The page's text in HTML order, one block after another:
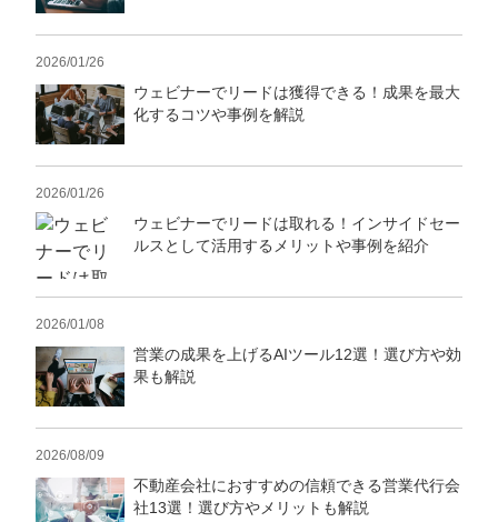
2026/01/26
ウェビナーでリードは獲得できる！成果を最大
化するコツや事例を解説
2026/01/26
ウェビナーでリードは取れる！インサイドセー
ルスとして活用するメリットや事例を紹介
2026/01/08
営業の成果を上げるAIツール12選！選び方や効
果も解説
2026/08/09
不動産会社におすすめの信頼できる営業代行会
社13選！選び方やメリットも解説